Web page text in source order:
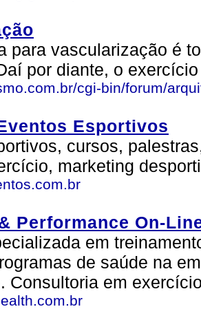
para vascularização é
por diante, o
cgi-bin/forum/
Esportivos
cursos,
marketing
Performance On-
em
de saúde na
Consultoria em